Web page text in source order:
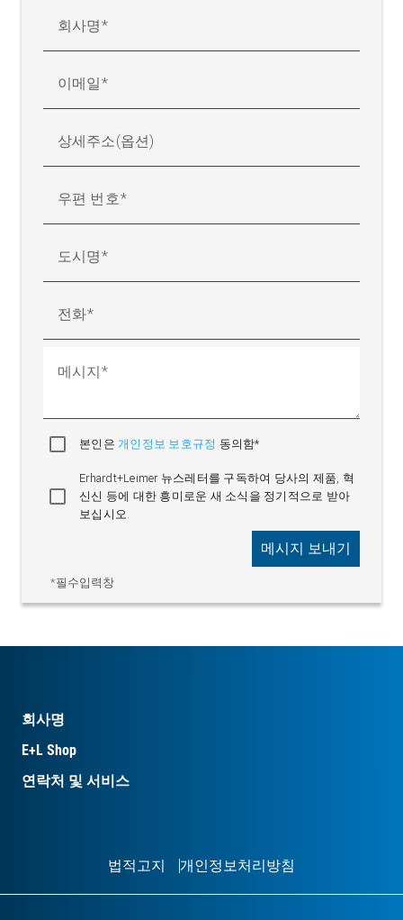
회사명
이메일
상세주소(옵션)
우편 번호
도시명
전화
메시지
본인은 개인정보 보호규정 동의함*
Erhardt+Leimer 뉴스레터를 구독하여 당사의 제품, 혁
신신 등에 대한 흥미로운 새 소식을 정기적으로 받아
보십시오.
*필수입력창
메시지 보내기
회사명
E+L Shop
연락처 및 서비스
법적고지 개인정보처리방침